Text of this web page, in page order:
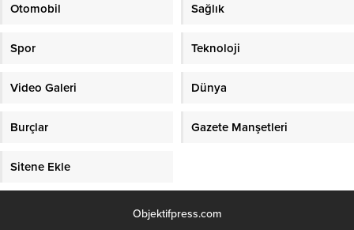
Otomobil Sağlık
Spor Teknoloji
Video Galeri Dünya
Burçlar Gazete Manşetleri
Sitene Ekle
Objektifpress.com